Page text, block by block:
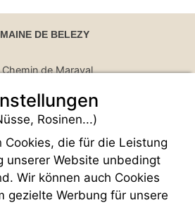
DE BELEZY
de Maraval
Bedoin - France
: 44.130661010742187
: 5.1876931190490723
belezy@libranoo.com
90 65 60 18
Naturisme Newsletter
Informationen
Rosinen...)
Cookies, die für die Leistung
unserer Website unbedingt
Wir können auch Cookies
gezielte Werbung für unsere